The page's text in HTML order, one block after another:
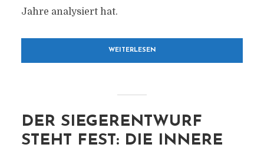
Jahre analysiert hat.
WEITERLESEN
DER SIEGERENTWURF
STEHT FEST: DIE INNERE